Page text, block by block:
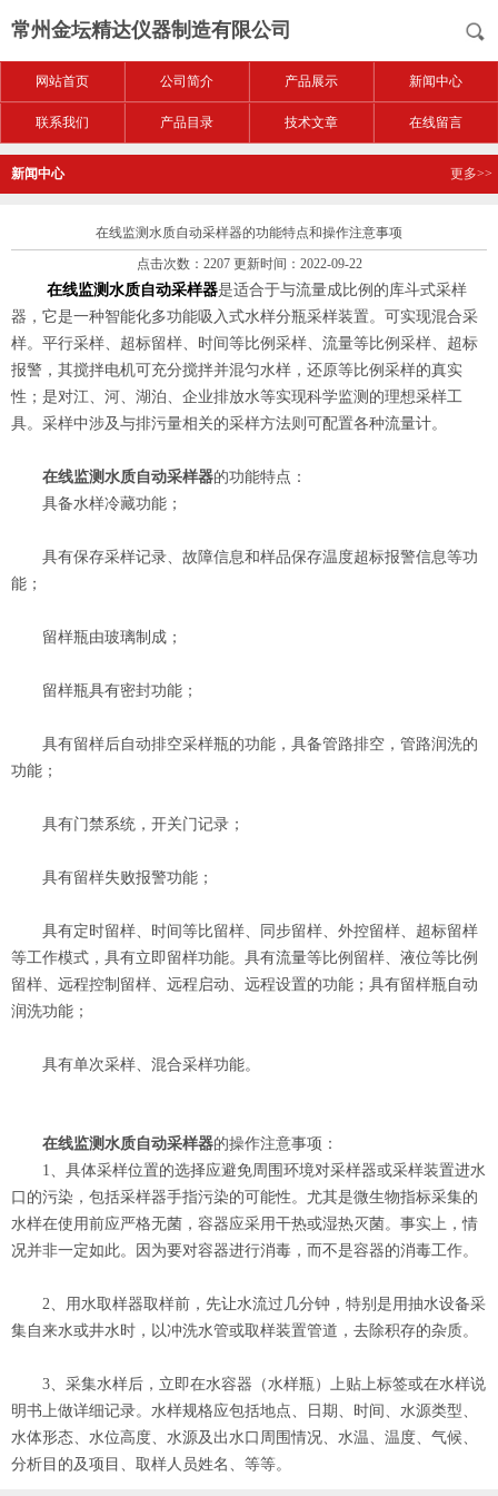
常州金坛精达仪器制造有限公司
网站首页 公司简介 产品展示 新闻中心
联系我们 产品目录 技术文章 在线留言
新闻中心 更多>>
在线监测水质自动采样器的功能特点和操作注意事项
点击次数：2207 更新时间：2022-09-22
在线监测水质自动采样器是适合于与流量成比例的库斗式采样
器，它是一种智能化多功能吸入式水样分瓶采样装置。可实现混合采
样。平行采样、超标留样、时间等比例采样、流量等比例采样、超标
报警，其搅拌电机可充分搅拌并混匀水样，还原等比例采样的真实
性；是对江、河、湖泊、企业排放水等实现科学监测的理想采样工
具。采样中涉及与排污量相关的采样方法则可配置各种流量计。
在线监测水质自动采样器的功能特点：
具备水样冷藏功能；
具有保存采样记录、故障信息和样品保存温度超标报警信息等功
能；
留样瓶由玻璃制成；
留样瓶具有密封功能；
具有留样后自动排空采样瓶的功能，具备管路排空，管路润洗的
功能；
具有门禁系统，开关门记录；
具有留样失败报警功能；
具有定时留样、时间等比留样、同步留样、外控留样、超标留样
等工作模式，具有立即留样功能。具有流量等比例留样、液位等比例
留样、远程控制留样、远程启动、远程设置的功能；具有留样瓶自动
润洗功能；
具有单次采样、混合采样功能。
在线监测水质自动采样器的操作注意事项：
1、具体采样位置的选择应避免周围环境对采样器或采样装置进水
口的污染，包括采样器手指污染的可能性。尤其是微生物指标采集的
水样在使用前应严格无菌，容器应采用干热或湿热灭菌。事实上，情
况并非一定如此。因为要对容器进行消毒，而不是容器的消毒工作。
2、用水取样器取样前，先让水流过几分钟，特别是用抽水设备采
集自来水或井水时，以冲洗水管或取样装置管道，去除积存的杂质。
3、采集水样后，立即在水容器（水样瓶）上贴上标签或在水样说
明书上做详细记录。水样规格应包括地点、日期、时间、水源类型、
水体形态、水位高度、水源及出水口周围情况、水温、温度、气候、
分析目的及项目、取样人员姓名、等等。